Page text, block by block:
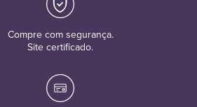
Compre com segurança.
Site certificado.